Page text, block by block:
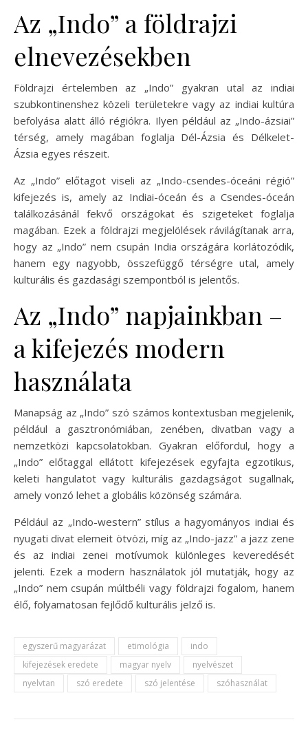
Az „Indo” a földrajzi
elnevezésekben
Földrajzi értelemben az „Indo” gyakran utal az indiai
szubkontinenshez közeli területekre vagy az indiai kultúra
befolyása alatt álló régiókra. Ilyen például az „Indo-ázsiai”
térség, amely magában foglalja Dél-Ázsia és Délkelet-
Ázsia egyes részeit.
Az „Indo” előtagot viseli az „Indo-csendes-óceáni régió”
kifejezés is, amely az Indiai-óceán és a Csendes-óceán
találkozásánál fekvő országokat és szigeteket foglalja
magában. Ezek a földrajzi megjelölések rávilágítanak arra,
hogy az „Indo” nem csupán India országára korlátozódik,
hanem egy nagyobb, összefüggő térségre utal, amely
kulturális és gazdasági szempontból is jelentős.
Az „Indo” napjainkban –
a kifejezés modern
használata
Manapság az „Indo” szó számos kontextusban megjelenik,
például a gasztronómiában, zenében, divatban vagy a
nemzetközi kapcsolatokban. Gyakran előfordul, hogy a
„Indo” előtaggal ellátott kifejezések egyfajta egzotikus,
keleti hangulatot vagy kulturális gazdagságot sugallnak,
amely vonzó lehet a globális közönség számára.
Például az „Indo-western” stílus a hagyományos indiai és
nyugati divat elemeit ötvözi, míg az „Indo-jazz” a jazz zene
és az indiai zenei motívumok különleges keveredését
jelenti. Ezek a modern használatok jól mutatják, hogy az
„Indo” nem csupán múltbéli vagy földrajzi fogalom, hanem
élő, folyamatosan fejlődő kulturális jelző is.
egyszerű magyarázat etimológia
indo
kifejezések eredete
magyar nyelv
nyelvészet
nyelvtan
szó eredete szó jelentése szóhasználat